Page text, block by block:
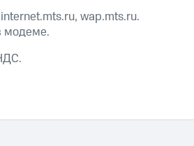
wap.mts.ru.
модеме.